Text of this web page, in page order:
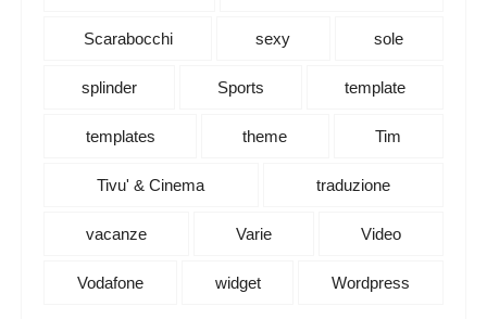
Scarabocchi sexy sole
splinder Sports template
templates theme Tim
Tivu' & Cinema traduzione
vacanze Varie Video
Vodafone widget Wordpress